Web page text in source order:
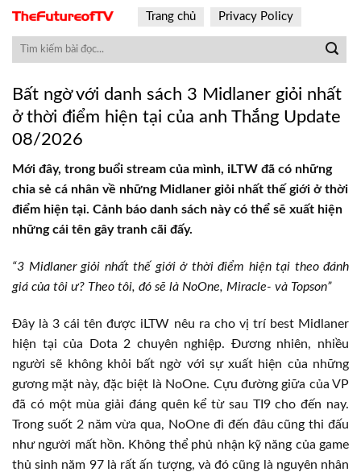
Skip
content
Trang chủ Privacy Policy
Bất ngờ với danh sách 3 Midlaner giỏi nhất
ở thời điểm hiện tại của anh Thắng Update
08/2026
Mới đây, trong buổi stream của mình, iLTW đã có những
chia sẻ cá nhân về những Midlaner giỏi nhất thế giới ở thời
điểm hiện tại. Cảnh báo danh sách này có thể sẽ xuất hiện
những cái tên gây tranh cãi đấy.
“3 Midlaner giỏi nhất thế giới ở thời điểm hiện tại theo đánh
giá của tôi ư? Theo tôi, đó sẽ là NoOne, Miracle- và Topson”
Đây là 3 cái tên được iLTW nêu ra cho vị trí best Midlaner
hiện tại của Dota 2 chuyên nghiệp. Đương nhiên, nhiều
người sẽ không khỏi bất ngờ với sự xuất hiện của những
gương mặt này, đặc biệt là NoOne. Cựu đường giữa của VP
đã có một mùa giải đáng quên kể từ sau TI9 cho đến nay.
Trong suốt 2 năm vừa qua, NoOne đi đến đâu cũng thi đấu
như người mất hồn. Không thể phủ nhận kỹ năng của game
thủ sinh năm 97 là rất ấn tượng, và đó cũng là nguyên nhân